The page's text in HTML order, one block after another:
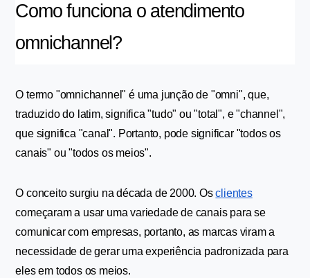
Como funciona o atendimento
omnichannel?
O termo "omnichannel" é uma junção de "omni", que,
traduzido do latim, significa "tudo" ou "total", e "channel",
que significa "canal". Portanto, pode significar "todos os
canais" ou "todos os meios".
O conceito surgiu na década de 2000. Os clientes
começaram a usar uma variedade de canais para se
comunicar com empresas, portanto, as marcas viram a
necessidade de gerar uma experiência padronizada para
eles em todos os meios.